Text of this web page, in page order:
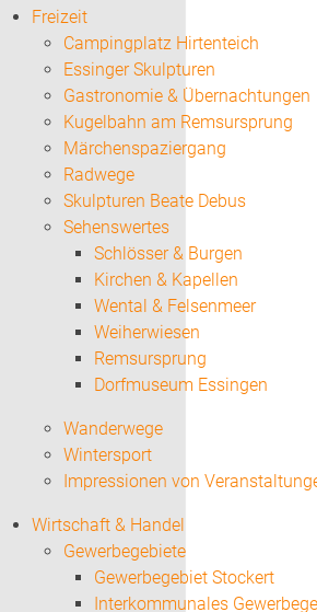
Freizeit
Campingplatz Hirtenteich
Essinger Skulpturen
Gastronomie & Übernachtungen
Kugelbahn am Remsursprung
Märchenspaziergang
Radwege
Skulpturen Beate Debus
Sehenswertes
Schlösser & Burgen
Kirchen & Kapellen
Wental & Felsenmeer
Weiherwiesen
Remsursprung
Dorfmuseum Essingen
Wanderwege
Wintersport
Impressionen von
Wirtschaft & Handel
Gewerbegebiete
Gewerbegebiet Stockert
Interkommunales